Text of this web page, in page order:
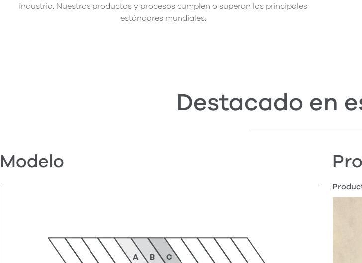
industria. Nuestros productos y procesos cumplen o superan los principales
estándares mundiales.
Destacado en
Modelo